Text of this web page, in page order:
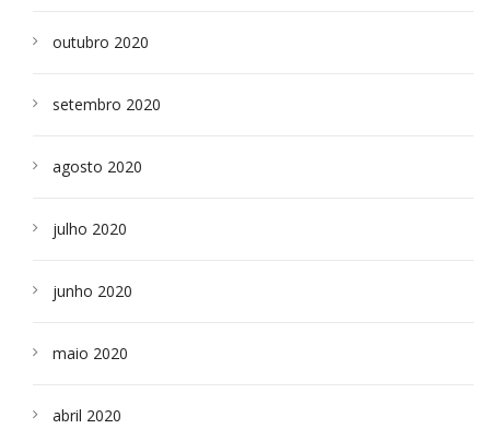
outubro 2020
setembro 2020
agosto 2020
julho 2020
junho 2020
maio 2020
abril 2020